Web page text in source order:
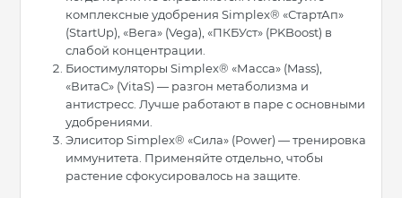
комплексные удобрения Simplex® «СтартАп»
(StartUp), «Вега» (Vega), «ПКБУст» (PKBoost) в
слабой концентрации.
Биостимуляторы Simplex® «Масса» (Mass),
«ВитаС» (VitaS) — разгон метаболизма и
антистресс. Лучше работают в паре с основными
удобрениями.
Элиситор Simplex® «Сила» (Power) — тренировка
иммунитета. Применяйте отдельно, чтобы
растение сфокусировалось на защите.